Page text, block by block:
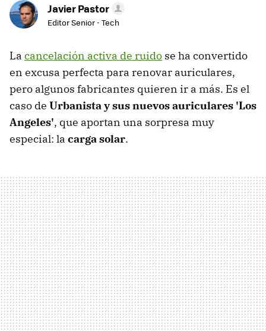
Javier Pastor
Editor Senior - Tech
La cancelación activa de ruido se ha convertido
en excusa perfecta para renovar auriculares,
pero algunos fabricantes quieren ir a más. Es el
caso de Urbanista y sus nuevos auriculares 'Los
Angeles', que aportan una sorpresa muy
especial: la carga solar.